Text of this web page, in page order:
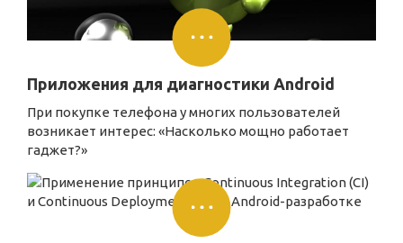
Приложения для диагностики Android
При покупке телефона у многих пользователей
возникает интерес: «Насколько мощно работает
гаджет?»